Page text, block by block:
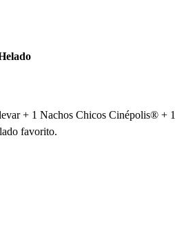
+ 1 Nachos Chicos Cinépolis® + 1
favorito.